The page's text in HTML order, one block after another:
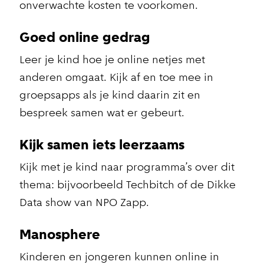
onverwachte kosten te voorkomen.
Goed online gedrag
Leer je kind hoe je online netjes met
anderen omgaat. Kijk af en toe mee in
groepsapps als je kind daarin zit en
bespreek samen wat er gebeurt.
Kijk samen iets leerzaams
Kijk met je kind naar programma’s over dit
thema: bijvoorbeeld Techbitch of de Dikke
Data show van NPO Zapp.
Manosphere
Kinderen en jongeren kunnen online in